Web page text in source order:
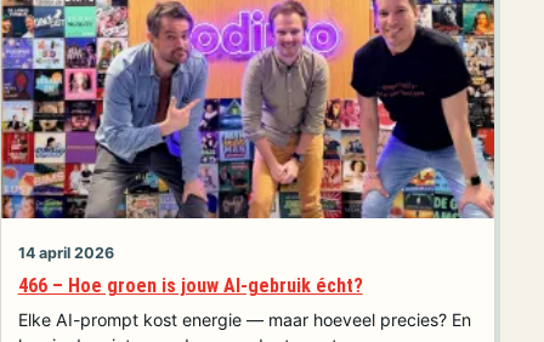
14 april 2026
466 – Hoe groen is jouw AI-gebruik écht?
Elke AI-prompt kost energie — maar hoeveel precies? En